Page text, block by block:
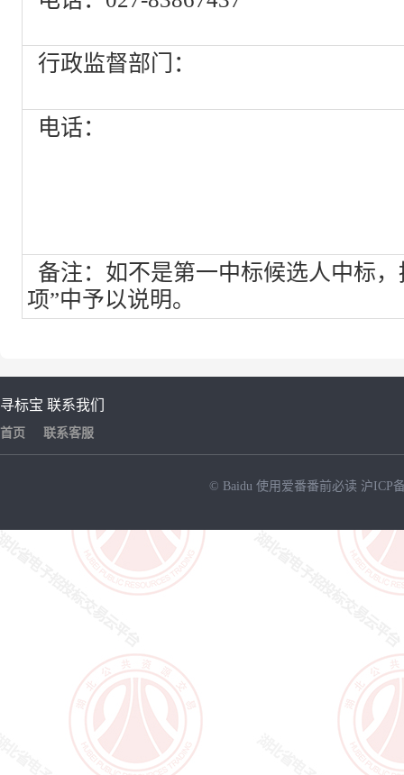
行政监督部门：
电话：
备注：如不是第一中标候选人中标
项”中予以说明。
寻标宝
首页
联系我们
联系客服
© Baidu 使用爱番番前必读 沪ICP
暂时没有